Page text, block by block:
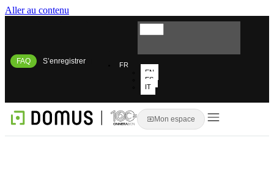
Aller au contenu
FAQ S’enregistrer
FR
EN
ES
IT
Mon espace